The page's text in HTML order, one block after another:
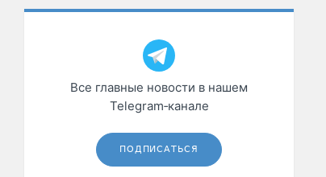
Все главные новости в нашем
Telegram‑канале
ПОДПИСАТЬСЯ